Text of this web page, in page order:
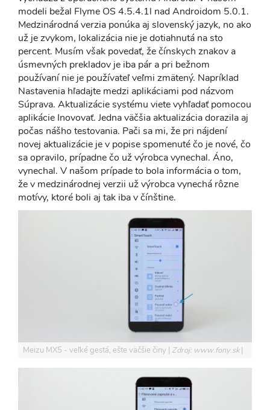
modeli bežal Flyme OS 4.5.4.1l nad Androidom 5.0.1.
Medzinárodná verzia ponúka aj slovenský jazyk, no ako
už je zvykom, lokalizácia nie je dotiahnutá na sto
percent. Musím však povedať, že čínskych znakov a
úsmevných prekladov je iba pár a pri bežnom
používaní nie je používateľ veľmi zmätený. Napríklad
Nastavenia hľadajte medzi aplikáciami pod názvom
Súprava. Aktualizácie systému viete vyhľadať pomocou
aplikácie Inovovať. Jedna väčšia aktualizácia dorazila aj
počas nášho testovania. Pači sa mi, že pri nájdení
novej aktualizácie je v popise spomenuté čo je nové, čo
sa opravilo, prípadne čo už výrobca vynechal. Áno,
vynechal. V našom prípade to bola informácia o tom,
že v medzinárodnej verzii už výrobca vynechá rôzne
motívy, ktoré boli aj tak iba v čínštine.
Meizu MX5 - veľké gestá, ešte väčšie činy Zdroj: www.fony.sk